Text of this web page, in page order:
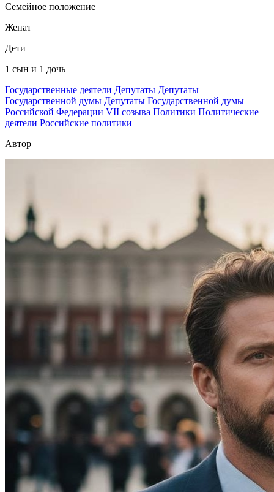
Семейное положение
Женат
Дети
1 сын и 1 дочь
Государственные деятели Депутаты Депутаты
Государственной думы Депутаты Государственной думы
Российской Федерации VII созыва Политики Политические
деятели Российские политики
Автор